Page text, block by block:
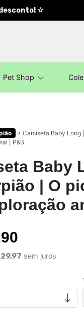
desconto! ☆
Pet Shop
> Camiseta Baby Long
| P&B
Baby
| O
sem juros